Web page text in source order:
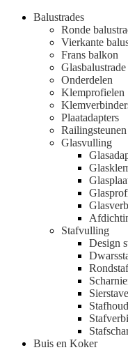
Balustrades
Ronde
Vierkante
Frans balkon
Onderdelen
Klemprofielen
Plaatadapters
Railingsteunen
Glasvulling
Stafvulling
Design
Buis en Koker